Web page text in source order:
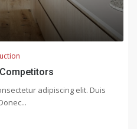
adipiscing elit. Duis